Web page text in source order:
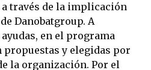
través de la implicación
Danobatgroup. A
en el programa
y elegidas por
la organización. Por el